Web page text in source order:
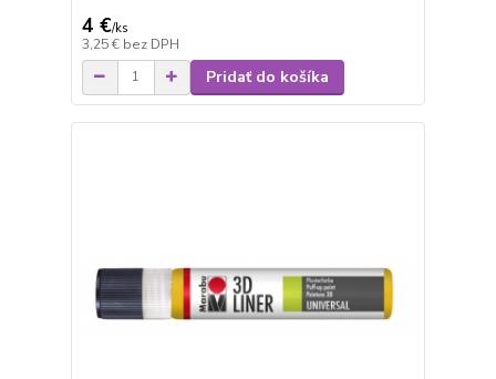
4 €/ks
3,25 € bez DPH
Pridať do košíka